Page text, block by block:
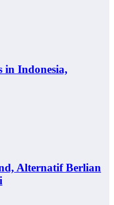
in Indonesia,
Alternatif Berlian